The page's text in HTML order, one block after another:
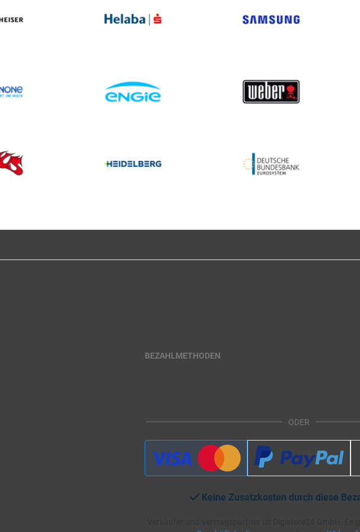
ODER
BEZAHLMETHODEN
Keine Zusatzkosten durch diese